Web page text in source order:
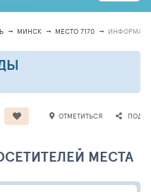
МИНСК МЕСТО 7170
ОТМЕТИТЬСЯ
МЕСТА